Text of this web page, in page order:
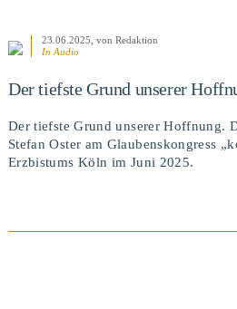
23.06.2025 , von Redaktion
In Audio
Der tiefste Grund unserer
Der tiefste Grund unserer Hoffnung.
Stefan Oster am Glaubenskongress
Erzbistums Köln im Juni 2025.